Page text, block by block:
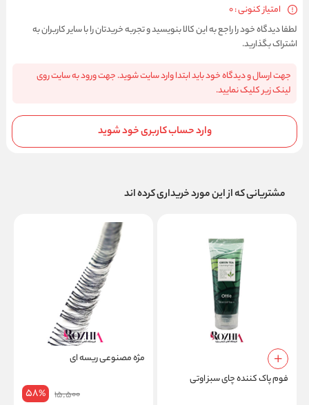
امتیاز کنونی : 0
لطفا دیدگاه خود را راجع به این کالا بنویسید و تجربه خریدتان را با سایر کاربران به
اشتراک بگذارید.
جهت ارسال و دیدگاه خود باید ابتدا وارد سایت شوید. جهت ورود به سایت روی
لینک زیر کلیک نمایید.
وارد حساب کاربری خود شوید
مشتریانی که از این مورد خریداری کرده اند
فوم پاک کننده چای سبز اوتی
مژه مصنوعی ریسه ای
15,500
58%